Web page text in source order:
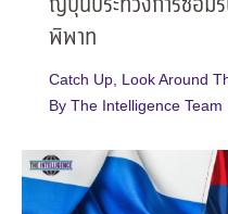
พิพาท
Catch Up Look Around
By The Intelligence Team